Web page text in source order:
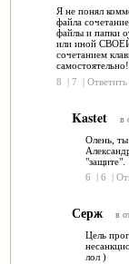
Я не понял
файла
файлы и папки
или иной
сочетанием
8
| 7 | Ответить
Kastet в
Олень,
"защите".
6
6
Серж в
Цель
лол )